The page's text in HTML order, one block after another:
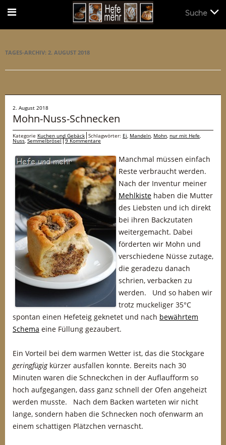
TAGES-ARCHIV: 2. AUGUST 2018
2. August 2018
Mohn-Nuss-Schnecken
Kategorie Kuchen und Gebäck Schlagwörter: Ei, Mandeln, Mohn, nur mit Hefe,
Nuss,Semmelbrösel 9 Kommentare
Manchmal müssen einfach
Reste verbraucht werden.
Nach der Inventur meiner
Mehlkiste haben die Mutter
des Liebsten und ich direkt
bei ihren Backzutaten
weitergemacht. Dabei
förderten wir Mohn und
verschiedene Nüsse zutage,
die geradezu danach
schrien, verbacken zu
werden. Und so haben wir
trotz muckeliger 35°C
spontan einen Hefeteig geknetet und nach bewährtem
Schema eine Füllung gezaubert.
Ein Vorteil bei dem warmen Wetter ist, das die Stockgare
geringfügigkürzer ausfallen konnte. Bereits nach 30
Minuten waren die Schneckchen in der Auflaufform so
hoch aufgegangen, dass ganz schnell der Ofen angeheizt
werden musste. Nach dem Backen warteten wir nicht
lange, sondern haben die Schnecken noch ofenwarm an
einem schattigen Plätzchen vernascht.
Suche
Suche